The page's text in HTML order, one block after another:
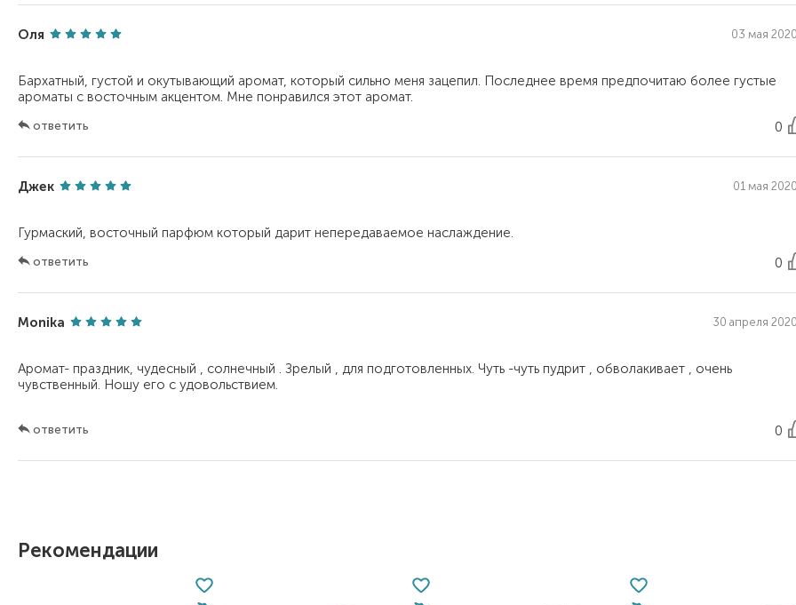
Оля 03 мая 2020
Бархатный, густой и окутывающий аромат, который сильно меня зацепил. Последнее время предпочитаю более густые
ответить 0
Джек 01 мая 2020
ответить 0
Monika 30 апреля 2020
Аромат- праздник, чудесный , солнечный . Зрелый , для подготовленных. Чуть -чуть пудрит , обволакивает , очень
чувственный. Ношу его с удовольствием.
ответить 0
Рекомендации